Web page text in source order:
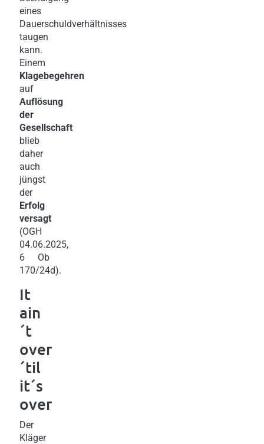
eines
Dauerschuldverhältnisses
taugen
kann.
Einem
Klagebegehren
auf
Auflösung
der
Gesellschaft
blieb
daher
auch
jüngst
der
Erfolg
versagt
(OGH
04.06.2025,
6 Ob
170/24d).
It
ain
´t
over
´til
it´s
over
Der
Kläger